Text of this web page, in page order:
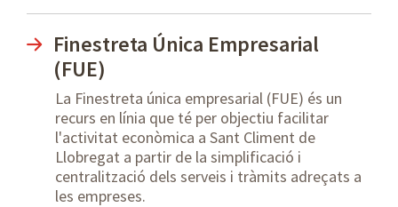
Finestreta Única Empresarial
(FUE)
La Finestreta única empresarial (FUE) és un
recurs en línia que té per objectiu facilitar
l'activitat econòmica a Sant Climent de
Llobregat a partir de la simplificació i
centralització dels serveis i tràmits adreçats a
les empreses.